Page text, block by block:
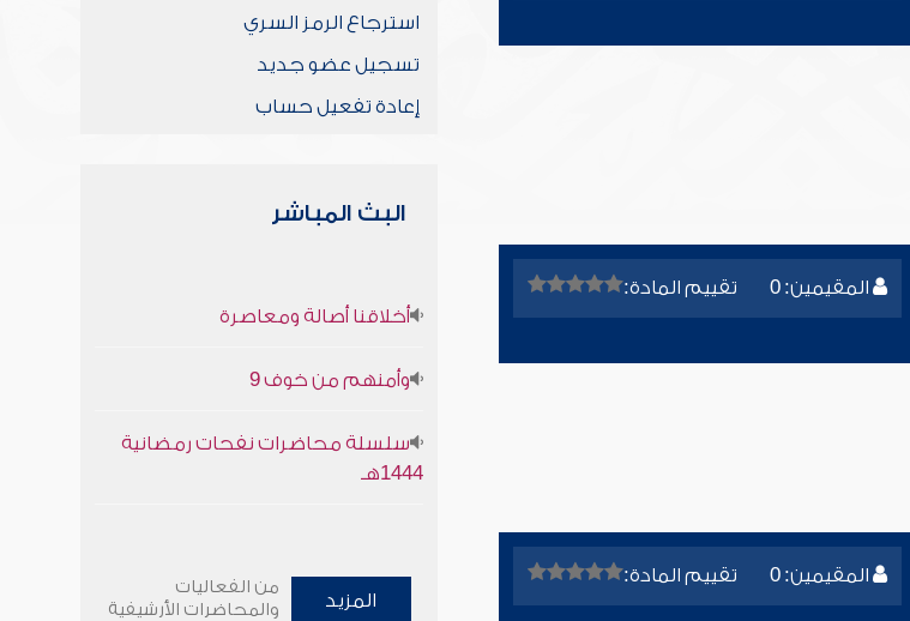
المقيمين: 0 تقييم المادة:
المقيمين: 0 تقييم المادة:
استرجاع الرمز السري
تسجيل عضو جديد
إعادة تفعيل حساب
البث المباشر
أخلاقنا أصالة ومعاصرة
وأمنهم من خوف 9
سلسلة محاضرات نفحات رمضانية
1444هـ
المزيد
من الفعاليات
والمحاضرات الأرشيفية